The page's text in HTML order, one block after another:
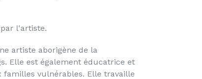
l'artiste.
artiste aborigène de la
Elle est également éducatrice et
vulnérables. Elle travaille